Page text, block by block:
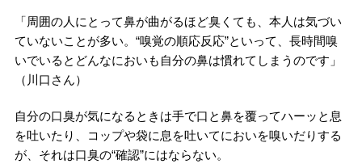
「周囲の人にとって鼻が曲がるほど臭くても、本人は気づい
ていないことが多い。“嗅覚の順応反応”といって、長時間嗅
いでいるとどんなにおいも自分の鼻は慣れてしまうのです」
（川口さん）
自分の口臭が気になるときは手で口と鼻を覆ってハーッと息
を吐いたり、コップや袋に息を吐いてにおいを嗅いだりする
が、それは口臭の“確認”にはならない。